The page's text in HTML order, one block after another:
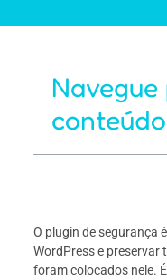
Navegue
conteúdo
O plugin de segurança
WordPress e preservar
foram colocados nele.